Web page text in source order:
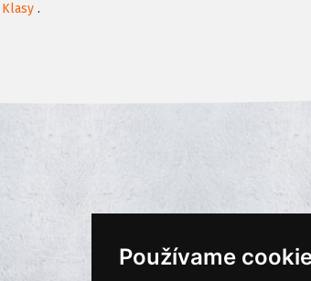
Používame
.
Ochrana osobných údajov